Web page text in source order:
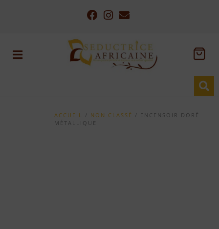
ACCUEIL / NON CLASSÉ / ENCENSOIR DORÉ
MÉTALLIQUE